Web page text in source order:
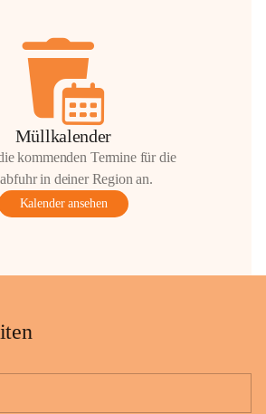
Müllkalender
kommenden Termine für die
in deiner Region an.
Kalender ansehen